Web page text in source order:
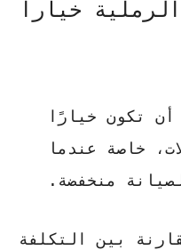
خياراً
أن تكون خيارًا
خاصة عندما
منخفضة.
بين التكلفة